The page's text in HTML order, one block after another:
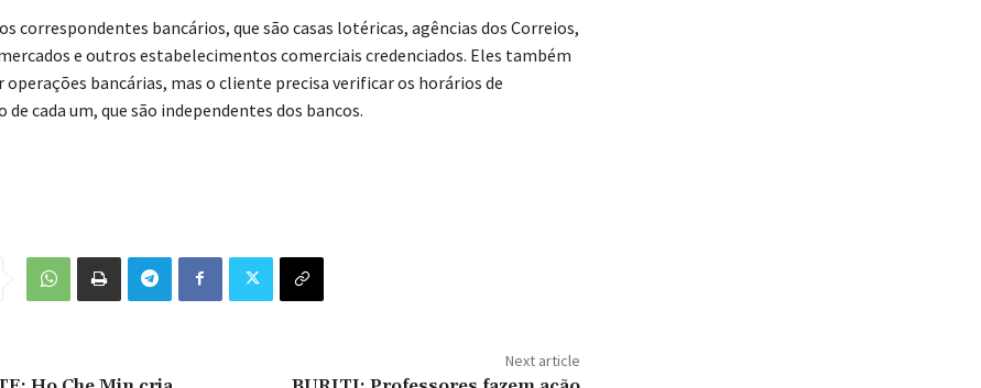
correspondentes bancários, que são casas lotéricas, agências dos Correios,
e outros estabelecimentos comerciais credenciados. Eles também
operações bancárias, mas o cliente precisa verificar os horários de
cada um, que são independentes dos bancos.
Next article